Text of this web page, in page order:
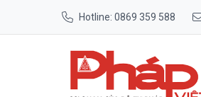
Hotline: 0869 359 588